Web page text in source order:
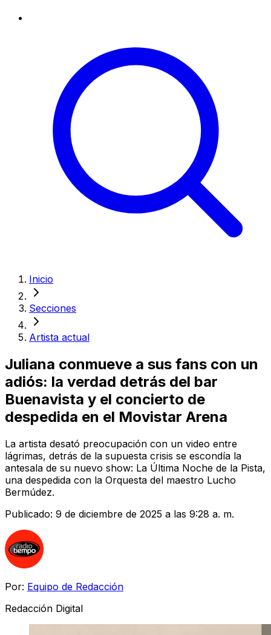
Inicio
Secciones
Artista actual
Juliana conmueve a sus fans con un
adiós: la verdad detrás del bar
Buenavista y el concierto de
despedida en el Movistar Arena
La artista desató preocupación con un video entre
lágrimas, detrás de la supuesta crisis se escondía la
antesala de su nuevo show: La Última Noche de la Pista,
una despedida con la Orquesta del maestro Lucho
Bermúdez.
Publicado: 9 de diciembre de 2025 a las 9:28 a. m.
Por: Equipo de Redacción
Redacción Digital